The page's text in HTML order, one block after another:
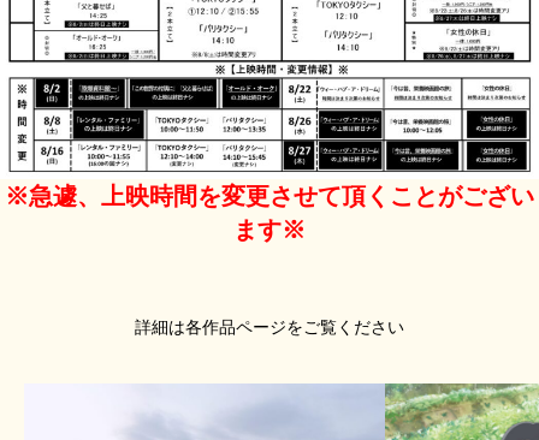
※急遽、上映時間を変更させて頂くことがござい
ます※
詳細は各作品ページをご覧ください